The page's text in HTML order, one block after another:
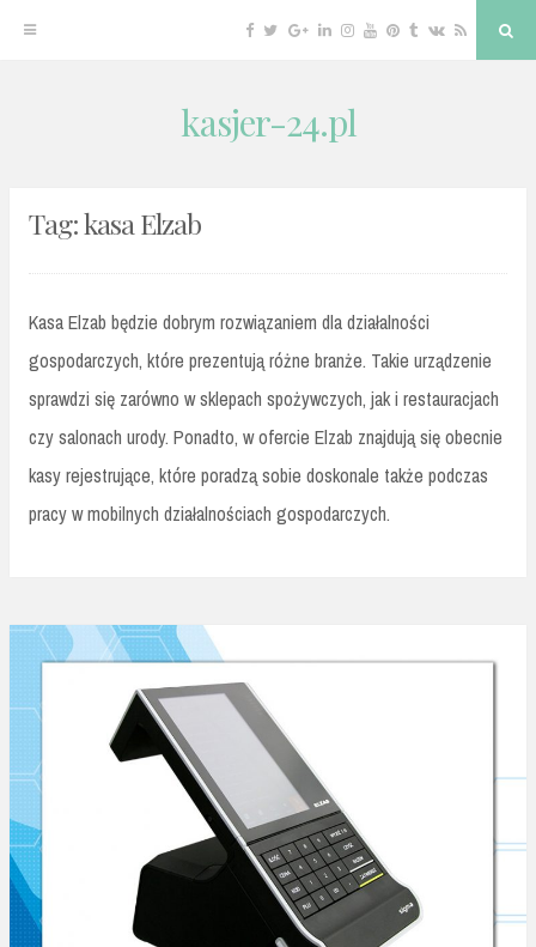
Facebook
TwitterGoogleLinkedin
Instagram
YouTube
Pinterest
Tumblr
VKRSS
kasjer-24.pl
Tag:kasa Elzab
Kasa Elzab będzie dobrym rozwiązaniem dla działalności
gospodarczych, które prezentują różne branże. Takie urządzenie
sprawdzi się zarówno w sklepach spożywczych, jak i restauracjach
czy salonach urody. Ponadto, w ofercie Elzab znajdują się obecnie
kasy rejestrujące, które poradzą sobie doskonale także podczas
pracy w mobilnych działalnościach gospodarczych.